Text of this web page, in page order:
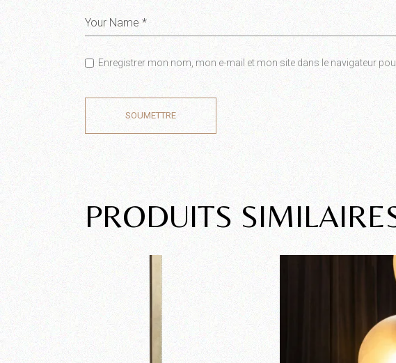
Enregistrer mon nom, mon e-mail et mon site dans le navigateur
SOUMETTRE
PRODUITS